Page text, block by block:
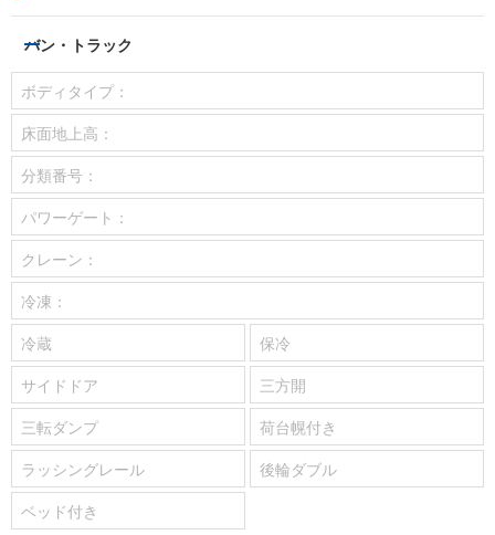
バン・トラック
ボディタイプ：
床面地上高：
分類番号：
パワーゲート：
クレーン：
冷凍：
冷蔵
保冷
サイドドア
三方開
三転ダンプ
荷台幌付き
ラッシングレール
後輪ダブル
ベッド付き